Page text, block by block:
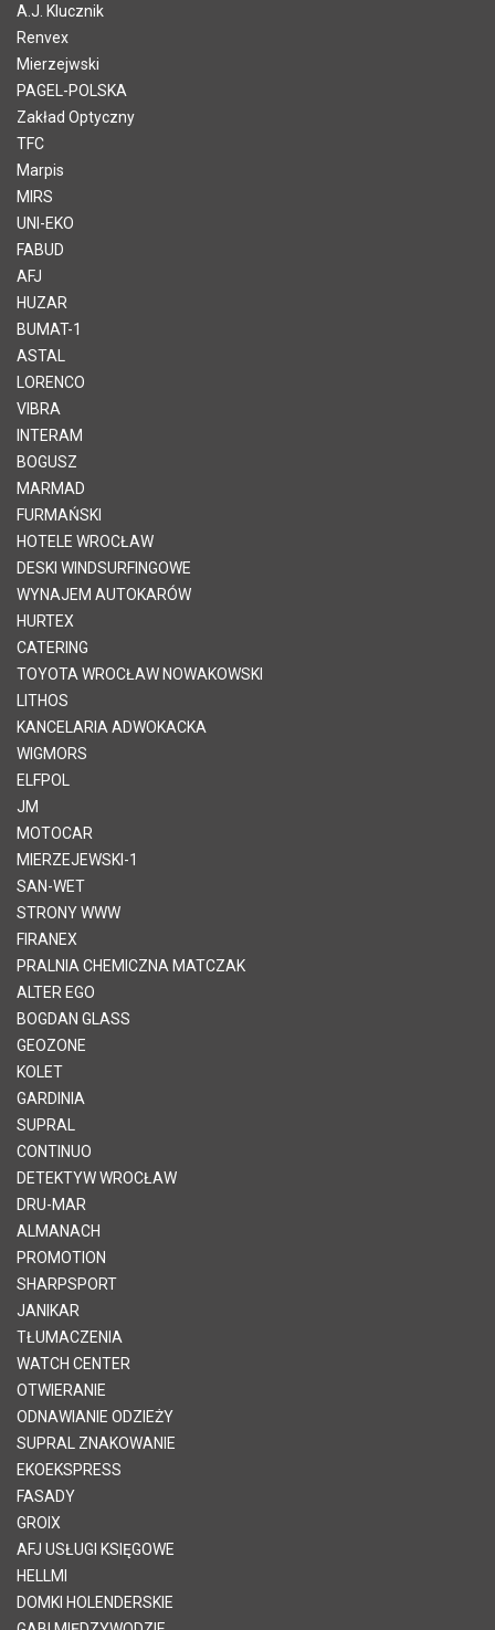
A.J. Klucznik
Renvex
Mierzejwski
PAGEL-POLSKA
Zakład Optyczny
TFC
Marpis
MIRS
UNI-EKO
FABUD
AFJ
HUZAR
BUMAT-1
ASTAL
LORENCO
VIBRA
INTERAM
BOGUSZ
MARMAD
FURMAŃSKI
HOTELE WROCŁAW
DESKI WINDSURFINGOWE
WYNAJEM AUTOKARÓW
HURTEX
CATERING
TOYOTA WROCŁAW NOWAKOWSKI
LITHOS
KANCELARIA ADWOKACKA
WIGMORS
ELFPOL
JM
MOTOCAR
MIERZEJEWSKI-1
SAN-WET
STRONY WWW
FIRANEX
PRALNIA CHEMICZNA MATCZAK
ALTER EGO
BOGDAN GLASS
GEOZONE
KOLET
GARDINIA
SUPRAL
CONTINUO
DETEKTYW WROCŁAW
DRU-MAR
ALMANACH
PROMOTION
SHARPSPORT
JANIKAR
TŁUMACZENIA
WATCH CENTER
OTWIERANIE
ODNAWIANIE ODZIEŻY
SUPRAL ZNAKOWANIE
EKOEKSPRESS
FASADY
GROIX
AFJ USŁUGI KSIĘGOWE
HELLMI
DOMKI HOLENDERSKIE